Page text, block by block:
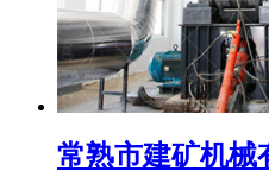
常熟市建矿机械